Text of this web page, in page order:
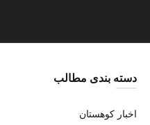
دسته بندی مطالب
اخبار کوهستان